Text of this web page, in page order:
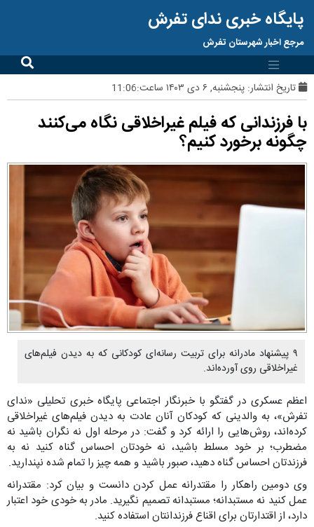
پایگاه خبری ندای تفرش
مرجع اخبار شهرستان تفرش
تاریخ انتشار: پنجشنبه, ۶ دی ۱۴۰۳ ساعت:11:06
با فرزندانی که فیلم غیراخلاقی نگاه می‌کنند
چگونه برخورد کنیم؟
۹ پیشنهاد مادرانه برای تربیت رسانه‌ای کودکانی که به دیدن فیلم‌های
غیراخلاقی روی آورده‌اند.
اعظم عسکری در گفتگو با خبرنگار اجتماعی پایگاه خبری تحلیلی «ندای
تفرش»، به والدینی که کودکان آنان عادت به دیدن فیلم‌های غیراخلاقی
کرده‌اند، روش‌هایی را ارائه کرد و گفت: در مرحله اول نه نگران باشید نه
مضطرب؛ بر خود مسلط باشید، نه خودتان احساس گناه کنید نه به
فرزندتان احساس گناه دهید، صبور باشید و همه چیز را تمام شده نپندارید.
وی دومین راهکار را مقتدرانه عمل کردن دانست و بیان کرد: مقتدرانه
عمل کنید نه مستبدانه؛ مستبدانه تصمیم نگیرید. مادر به خودی خود اعتبار
دارد، از اقتدارتان برای اقناع فرزندانتان استفاده کنید.